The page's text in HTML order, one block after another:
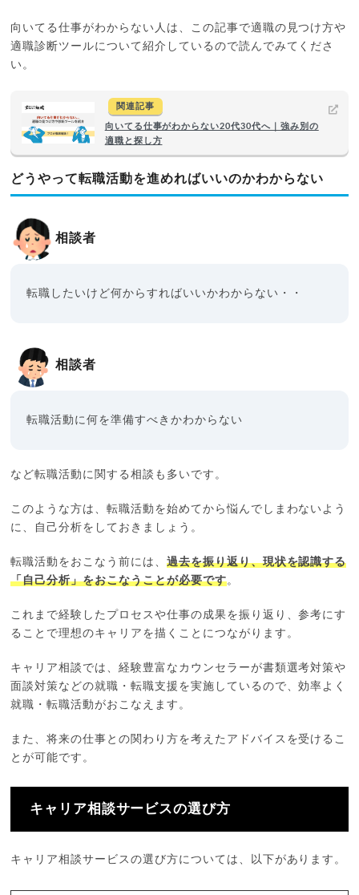
向いてる仕事がわからない人は、この記事で適職の見つけ方や
適職診断ツールについて紹介しているので読んでみてくださ
い。
関連記事
向いてる仕事がわからない20代30代へ｜強み別の
適職と探し方
どうやって転職活動を進めればいいのかわからない
相談者
転職したいけど何からすればいいかわからない・・
相談者
転職活動に何を準備すべきかわからない
など転職活動に関する相談も多いです。
このような方は、転職活動を始めてから悩んでしまわないよう
に、自己分析をしておきましょう。
転職活動をおこなう前には、 過去を振り返り、現状を認識する
「自己分析」をおこなうことが必要です。
これまで経験したプロセスや仕事の成果を振り返り、参考にす
ることで理想のキャリアを描くことにつながります。
キャリア相談では、経験豊富なカウンセラーが書類選考対策や
面談対策などの就職・転職支援を実施しているので、効率よく
就職・転職活動がおこなえます。
また、将来の仕事との関わり方を考えたアドバイスを受けるこ
とが可能です。
キャリア相談サービスの選び方
キャリア相談サービスの選び方については、以下があります。